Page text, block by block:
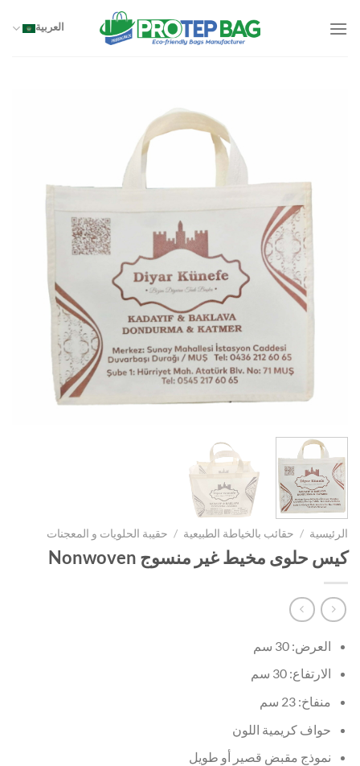
للمحتوى
العربية
الرئيسية / حقائب بالخياطة الطبيعية / حقيبة الحلويات و المعجنات
كيس حلوى مخيط غير منسوج Nonwoven
العرض: 30 سم
الارتفاع: 30 سم
منفاخ: 23 سم
حواف كريمية اللون
نموذج مقبض قصير أو طويل